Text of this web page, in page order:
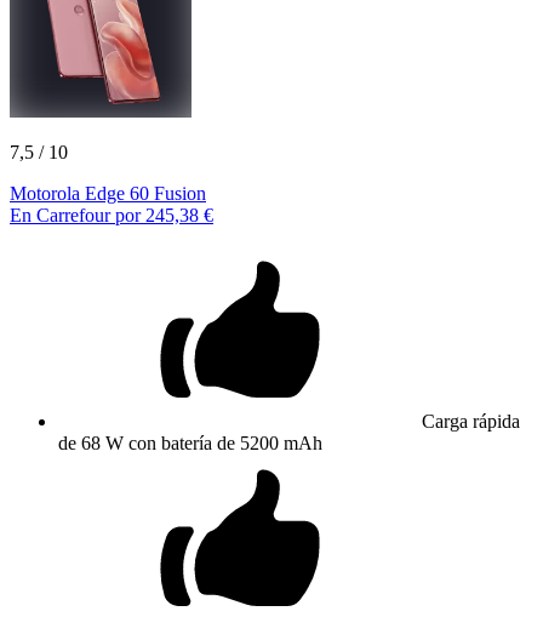
7,5 / 10
Motorola Edge 60 Fusion
En Carrefour por 245,38 €
Carga rápida
de 68 W con batería de 5200 mAh